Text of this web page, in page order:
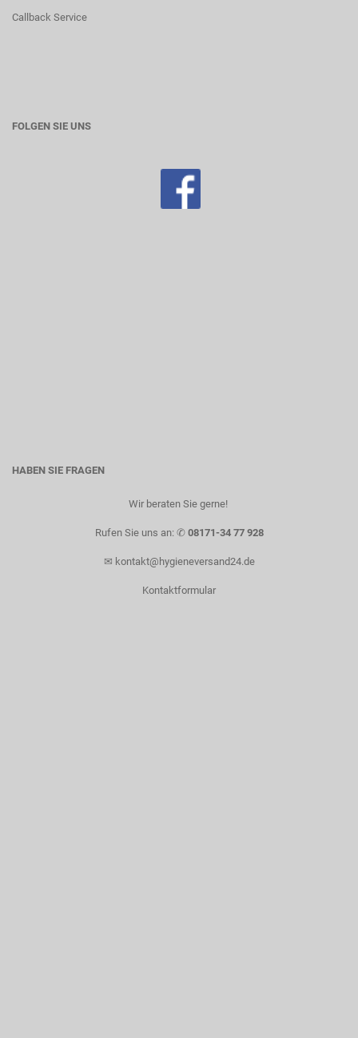
Callback Service
FOLGEN SIE UNS
HABEN SIE FRAGEN
Wir beraten Sie gerne! ​
Rufen Sie uns an: ✆ 08171-34 77 928
✉ kontakt@hygieneversand24.de
Kontaktformular